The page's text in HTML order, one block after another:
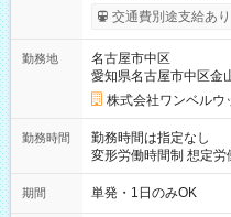
支給！ ※往復500円以内の
OK！（規定あり） ┗
期間なし
交通費別途支給あり
勤務地
名古屋市中区
愛知県名古屋市中区金
株式会社ワンベルウ
勤務時間
勤務時間は指定なし
変形労働時間制 想定労働時間170
10/26 全日共通 08：
～9/19のみ下記シフトも
期間 単発・1日のみOK